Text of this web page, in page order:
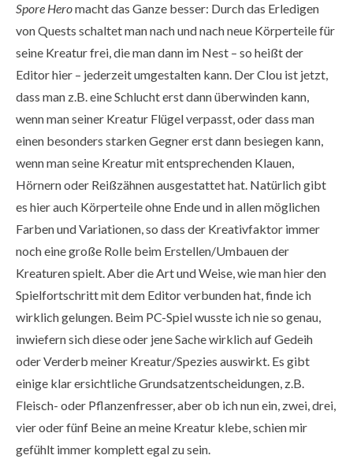
Spore Heromacht das Ganze besser: Durch das Erledigen
von Quests schaltet man nach und nach neue Körperteile für
seine Kreatur frei, die man dann im Nest – so heißt der
Editor hier – jederzeit umgestalten kann. Der Clou ist jetzt,
dass man z.B. eine Schlucht erst dann überwinden kann,
wenn man seiner Kreatur Flügel verpasst, oder dass man
einen besonders starken Gegner erst dann besiegen kann,
wenn man seine Kreatur mit entsprechenden Klauen,
Hörnern oder Reißzähnen ausgestattet hat. Natürlich gibt
es hier auch Körperteile ohne Ende und in allen möglichen
Farben und Variationen, so dass der Kreativfaktor immer
noch eine große Rolle beim Erstellen/Umbauen der
Kreaturen spielt. Aber die Art und Weise, wie man hier den
Spielfortschritt mit dem Editor verbunden hat, finde ich
wirklich gelungen. Beim PC-Spiel wusste ich nie so genau,
inwiefern sich diese oder jene Sache wirklich auf Gedeih
oder Verderb meiner Kreatur/Spezies auswirkt. Es gibt
einige klar ersichtliche Grundsatzentscheidungen, z.B.
Fleisch- oder Pflanzenfresser, aber ob ich nun ein, zwei, drei,
vier oder fünf Beine an meine Kreatur klebe, schien mir
gefühlt immer komplett egal zu sein.